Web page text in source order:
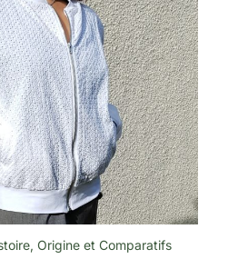
Origine et Comparatifs